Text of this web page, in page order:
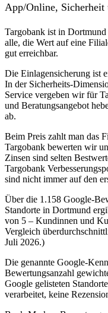
App/Online, Sicherheit
Targobank ist in
alle, die Wert auf eine
gut erreichbar.
Die Einlagensicherung ist
In der Sicherheits-
Service vergeben wir für
und Beratungsangebot
ab.
Beim Preis zahlt man das
Targobank bewerten wir
Zinsen sind selten
Targobank
sind nicht immer auf den
Über die 1.158 Google-
Standorte in Dortmund
von 5 – Kundinnen und
Vergleich
Juli 2026.)
Die genannte Google-
Bewertungsanzahl
Google gelisteten
verarbeitet, keine